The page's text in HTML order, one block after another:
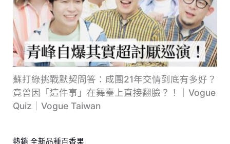
蘇打綠挑戰默契問答：成團21年交情到底有多好？
竟曾因「這件事」在舞臺上直接翻臉？！｜Vogue
Quiz｜Vogue Taiwan
熱銷 全新品種百香果